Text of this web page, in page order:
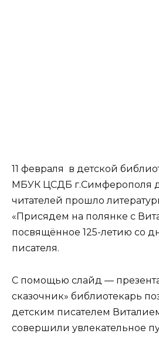
11 февраля в детской
МБУК ЦСДБ г.Симферополя
читателей прошло
«Присядем на полянке с
посвящённое 125-летию со
писателя.
С помощью слайд —
сказочник» библиотекарь
детским писателем
совершили увлекательное